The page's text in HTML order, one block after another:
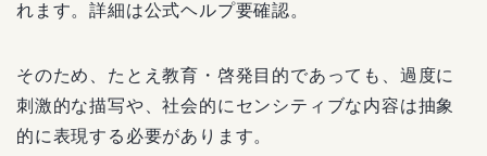
れます。詳細は公式ヘルプ要確認。
そのため、たとえ教育・啓発目的であっても、過度に
刺激的な描写や、社会的にセンシティブな内容は抽象
的に表現する必要があります。